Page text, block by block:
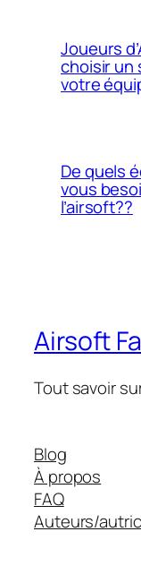
Joueurs
choisir un
votre
De quels
vous
l’airsoft??
Airsoft
Tout savoir
Blog
À propos
FAQ
Auteurs/